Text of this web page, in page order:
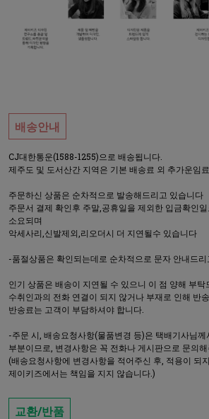
배송안내
CJ대한통운(1588-1255)으로 배송됩니다.
제주도 및 도서산간 지역은 기본 배송료 외 추가운임
주문하신 상품은 순차적으로 발송해드리고 있습니다
주문서 결제 확인후 주말,공휴일을 제외한 입금확인
소요되며
악세사리,신발제외,리오더시 더 지연될수 있습니다
-품절상품은 확인되는데로 순차적으로 문자 안내드
인기 상품은 배송이 지연될 수 있으니 이 점 양해 부탁
수취인과의 전화 연결이 되지 않거나 부재로 인해 반
반송료는 고객이 부담하셔야 합니다.
-주문 시, 배송요청사항(물품변경 등)은 택배기사님
부분이므로, 변경사항은 꼭 전화나 게시판으로 문의
(배송요청사항에 변경사항을 적어주신 후, 적용이 되
제이키즈에서는 책임을 지지 않습니다.)
교환/반품